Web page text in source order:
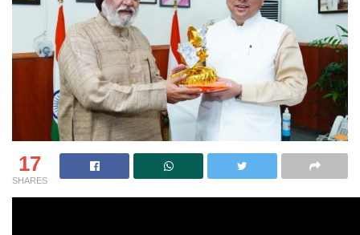
17
SHARES